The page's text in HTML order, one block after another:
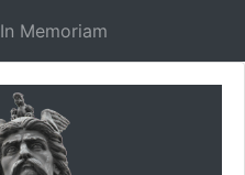
In Memoriam